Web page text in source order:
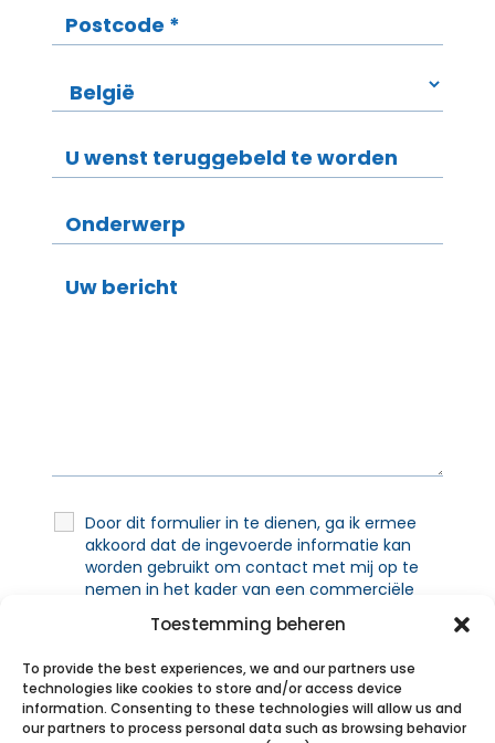
Toestemming beheren
To provide the best experiences, we and our partners use
technologies like cookies to store and/or access device
information. Consenting to these technologies will allow us and
our partners to process personal data such as browsing behavior
Door dit formulier in te dienen, ga ik ermee
akkoord dat de ingevoerde informatie kan
worden gebruikt om contact met mij op te
nemen in het kader van een commerciële
relatie. Ik kan vragen dat mijn informatie
wordt verwijderd.